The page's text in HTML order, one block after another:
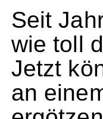
Seit
wie toll
Jetzt
an